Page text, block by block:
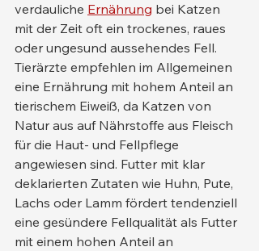
verdauliche Ernährung bei Katzen
mit der Zeit oft ein trockenes, raues
oder ungesund aussehendes Fell.
Tierärzte empfehlen im Allgemeinen
eine Ernährung mit hohem Anteil an
tierischem Eiweiß, da Katzen von
Natur aus auf Nährstoffe aus Fleisch
für die Haut- und Fellpflege
angewiesen sind. Futter mit klar
deklarierten Zutaten wie Huhn, Pute,
Lachs oder Lamm fördert tendenziell
eine gesündere Fellqualität als Futter
mit einem hohen Anteil an